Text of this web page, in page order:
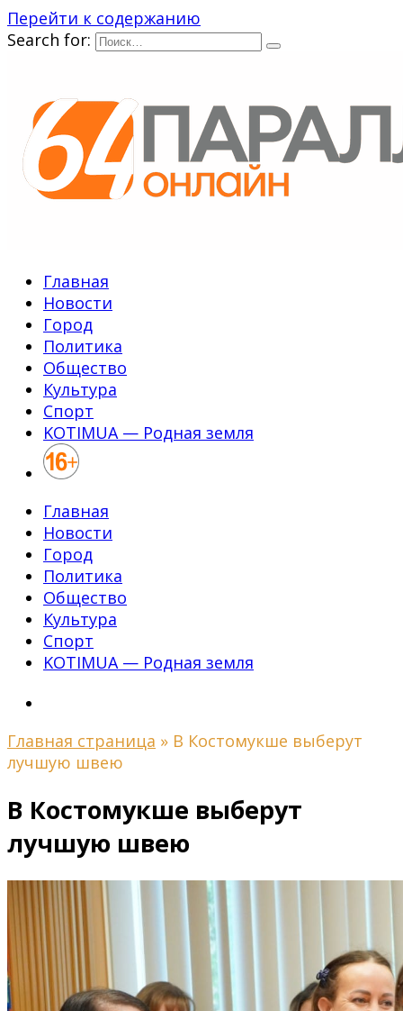
Перейти к содержанию
Search for:
Главная
Новости
Город
Политика
Общество
Культура
Спорт
KOTIMUA — Родная земля
Главная
Новости
Город
Политика
Общество
Культура
Спорт
KOTIMUA — Родная земля
Главная страница » В Костомукше выберут
лучшую швею
В Костомукше выберут
лучшую швею